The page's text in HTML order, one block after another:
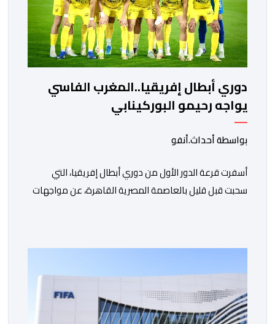
دوري أبطال إفريقيا..المغرب الفاسي
يواجه رحيمو البوركينابي
بواسطة أحداث.أنفو
أسفرت قرعة الدور الأول من دوري أبطال إفريقيا، التي
سحبت قبل قليل بالعاصمة المصرية القاهرة، عن مواجهات
نهضة بركان على موعد في هذا الدور مع الفائز من المباراة
الغامبي، حيث يطمح الفريق […]